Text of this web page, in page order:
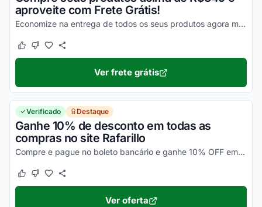
aproveite com Frete Grátis!
Economize na entrega de todos os seus produtos agora mesmo e aproveite!
Este cupom funcionou
Este cupom não funcionou
Ver frete grátis
Verificado Destaque
Ganhe 10% de desconto em todas as
compras no site Rafarillo
Compre e pague no boleto bancário e ganhe 10% OFF em todas as compras. Ative o seu desconto Rafarillo e aproveite agora!
Este cupom funcionou
Este cupom não funcionou
Ver oferta